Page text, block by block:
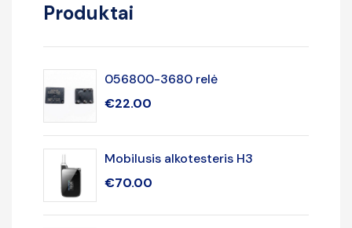
Produktai
056800-3680 relė
€22.00
Mobilusis alkotesteris H3
€70.00